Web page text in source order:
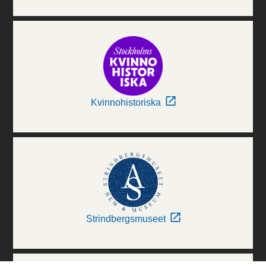
Kvinnohistoriska
Strindbergsmuseet